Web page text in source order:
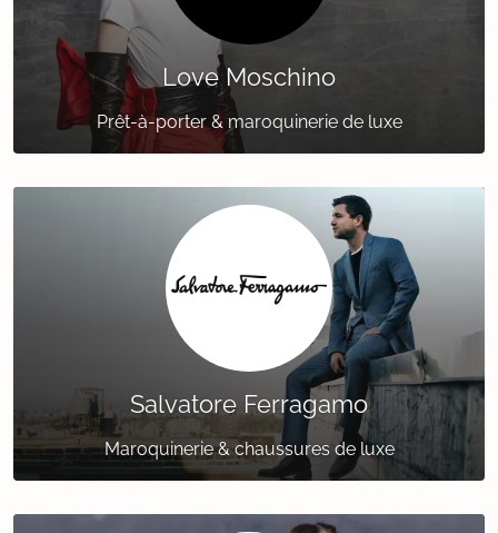
Love Moschino
Prêt-à-porter & maroquinerie de luxe
Salvatore Ferragamo
Maroquinerie & chaussures de luxe